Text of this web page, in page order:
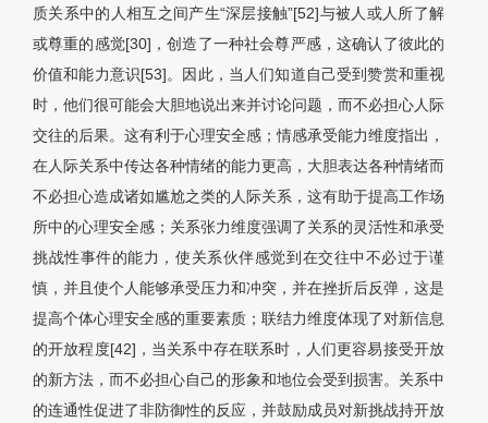
质关系中的人相互之间产生“深层接触”[52]与被人或人所了解
或尊重的感觉[30]，创造了一种社会尊严感，这确认了彼此的
价值和能力意识[53]。因此，当人们知道自己受到赞赏和重视
时，他们很可能会大胆地说出来并讨论问题，而不必担心人际
交往的后果。这有利于心理安全感；情感承受能力维度指出，
在人际关系中传达各种情绪的能力更高，大胆表达各种情绪而
不必担心造成诸如尴尬之类的人际关系，这有助于提高工作场
所中的心理安全感；关系张力维度强调了关系的灵活性和承受
挑战性事件的能力，使关系伙伴感觉到在交往中不必过于谨
慎，并且使个人能够承受压力和冲突，并在挫折后反弹，这是
提高个体心理安全感的重要素质；联结力维度体现了对新信息
的开放程度[42]，当关系中存在联系时，人们更容易接受开放
的新方法，而不必担心自己的形象和地位会受到损害。关系中
的连通性促进了非防御性的反应，并鼓励成员对新挑战持开放